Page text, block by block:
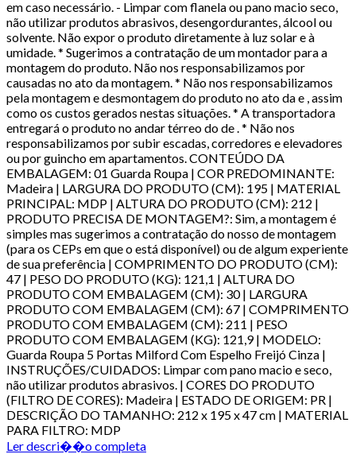
em caso necessário. - Limpar com flanela ou pano macio seco,
não utilizar produtos abrasivos, desengordurantes, álcool ou
solvente. Não expor o produto diretamente à luz solar e à
umidade. * Sugerimos a contratação de um montador para a
montagem do produto. Não nos responsabilizamos por
causadas no ato da montagem. * Não nos responsabilizamos
pela montagem e desmontagem do produto no ato da e , assim
como os custos gerados nestas situações. * A transportadora
entregará o produto no andar térreo do de . * Não nos
responsabilizamos por subir escadas, corredores e elevadores
ou por guincho em apartamentos. CONTEÚDO DA
EMBALAGEM: 01 Guarda Roupa | COR PREDOMINANTE:
Madeira | LARGURA DO PRODUTO (CM): 195 | MATERIAL
PRINCIPAL: MDP | ALTURA DO PRODUTO (CM): 212 |
PRODUTO PRECISA DE MONTAGEM?: Sim, a montagem é
simples mas sugerimos a contratação do nosso de montagem
(para os CEPs em que o está disponível) ou de algum experiente
de sua preferência | COMPRIMENTO DO PRODUTO (CM):
47 | PESO DO PRODUTO (KG): 121,1 | ALTURA DO
PRODUTO COM EMBALAGEM (CM): 30 | LARGURA
PRODUTO COM EMBALAGEM (CM): 67 | COMPRIMENTO
PRODUTO COM EMBALAGEM (CM): 211 | PESO
PRODUTO COM EMBALAGEM (KG): 121,9 | MODELO:
Guarda Roupa 5 Portas Milford Com Espelho Freijó Cinza |
INSTRUÇÕES/CUIDADOS: Limpar com pano macio e seco,
não utilizar produtos abrasivos. | CORES DO PRODUTO
(FILTRO DE CORES): Madeira | ESTADO DE ORIGEM: PR |
DESCRIÇÃO DO TAMANHO: 212 x 195 x 47 cm | MATERIAL
PARA FILTRO: MDP
Ler descri��o completa